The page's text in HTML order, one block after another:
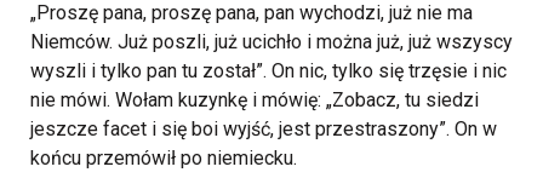
„Proszę pana, proszę pana, pan wychodzi, już nie ma
Niemców. Już poszli, już ucichło i można już, już wszyscy
wyszli i tylko pan tu został”. On nic, tylko się trzęsie i nic
nie mówi. Wołam kuzynkę i mówię: „Zobacz, tu siedzi
jeszcze facet i się boi wyjść, jest przestraszony”. On w
końcu przemówił po niemiecku.